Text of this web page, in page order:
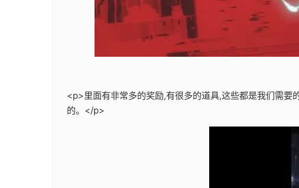
<p>里面有非常多的奖励,有很多的道具,这些都是我们需要
的。</p>